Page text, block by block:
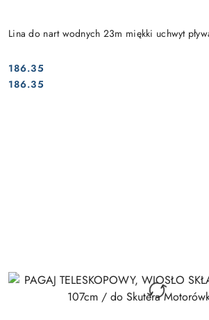
Lina do nart wodnych 23m miękki uchwyt
Cena:
186.35
Cena:
186.35